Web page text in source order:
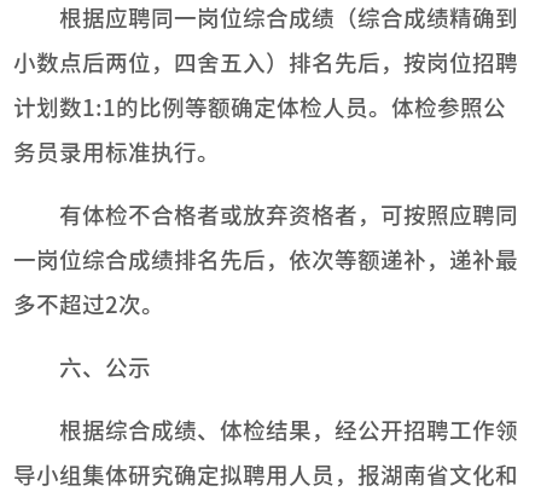
根据应聘同一岗位综合成绩（综合成绩精确到
小数点后两位，四舍五入）排名先后，按岗位招聘
计划数1:1的比例等额确定体检人员。体检参照公
务员录用标准执行。
有体检不合格者或放弃资格者，可按照应聘同
一岗位综合成绩排名先后，依次等额递补，递补最
多不超过2次。
六、公示
根据综合成绩、体检结果，经公开招聘工作领
导小组集体研究确定拟聘用人员，报湖南省文化和